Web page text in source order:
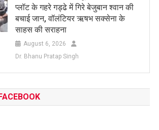
प्लॉट के गहरे गड्ढे में गिरे बेजुबान श्वान की
बचाई जान, वॉलंटियर ऋषभ सक्सेना के
साहस की सराहना
August 6, 2026
Dr. Bhanu Pratap Singh